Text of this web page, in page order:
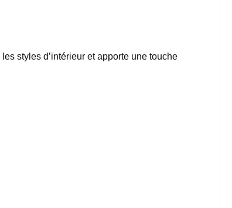
styles d’intérieur et apporte une touche